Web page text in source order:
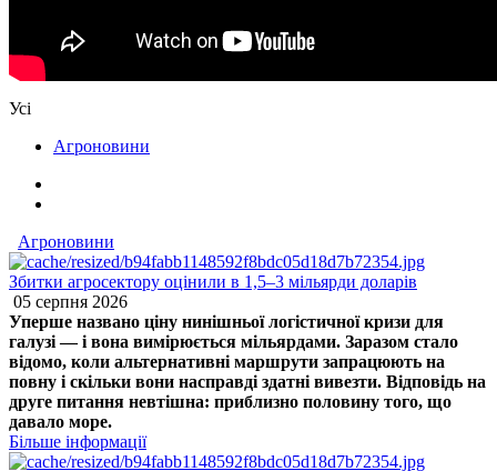
Усі
Агроновини
Агроновини
Збитки агросектору оцінили в 1,5–3 мільярди доларів
05 серпня 2026
Уперше названо ціну нинішньої логістичної кризи для
галузі — і вона вимірюється мільярдами. Заразом стало
відомо, коли альтернативні маршрути запрацюють на
повну і скільки вони насправді здатні вивезти. Відповідь на
друге питання невтішна: приблизно половину того, що
давало море.
Більше інформації